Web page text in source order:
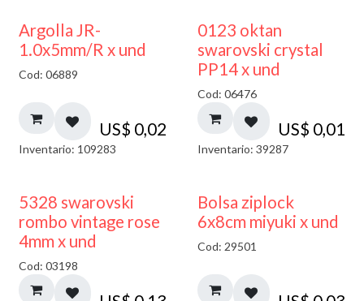
Argolla JR-
1.0x5mm/R x und
Cod: 06889
US$ 0,02
Inventario: 109283
0123 oktan
swarovski crystal
PP14 x und
Cod: 06476
US$ 0,01
Inventario: 39287
5328 swarovski
rombo vintage rose
4mm x und
Cod: 03198
¡NUEVO!
Bolsa ziplock
6x8cm miyuki x und
Cod: 29501